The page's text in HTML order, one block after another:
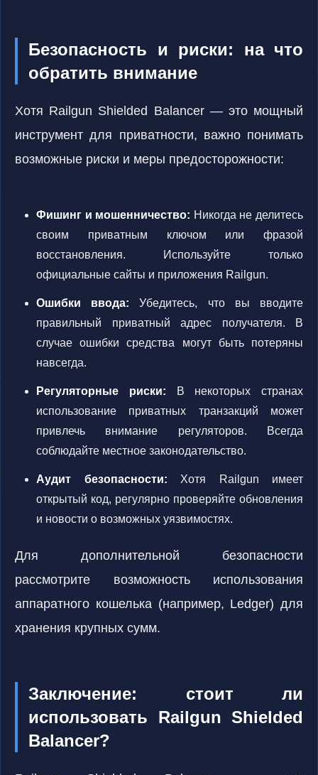
Безопасность и риски: на что
обратить внимание
Хотя Railgun Shielded Balancer — это мощный
инструмент для приватности, важно понимать
возможные риски и меры предосторожности:
Фишинг и мошенничество: Никогда не делитесь
своим приватным ключом или фразой
восстановления. Используйте только
официальные сайты и приложения Railgun.
Ошибки ввода: Убедитесь, что вы вводите
правильный приватный адрес получателя. В
случае ошибки средства могут быть потеряны
навсегда.
Регуляторные риски: В некоторых странах
использование приватных транзакций может
привлечь внимание регуляторов. Всегда
соблюдайте местное законодательство.
Аудит безопасности: Хотя Railgun имеет
открытый код, регулярно проверяйте обновления
и новости о возможных уязвимостях.
Для дополнительной безопасности
рассмотрите возможность использования
аппаратного кошелька (например, Ledger) для
хранения крупных сумм.
Заключение: стоит ли
использовать Railgun Shielded
Balancer?